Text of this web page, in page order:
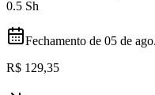
0.5 Sh
Fechamento de 05 de
R$ 129,35